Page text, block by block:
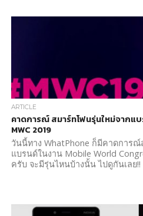
ARTICLE
คาดการณ์ สมาร์ทโฟนรุ่นใหม่จากแ
MWC 2019
วันนี้ทาง WhatPhone ก็มีคาดการ
แบรนด์ในงาน Mobile World
ครับ จะมีรุ่นไหนบ้างนั้น ไปดูกันเลย!!